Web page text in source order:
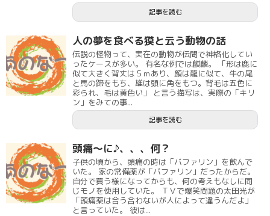
記事を読む
人の夢を食べる獏と云う動物の話
伝説の怪物って、実在の動物が伝聞で神格化してい
ったケースが多い。 有名な例では麒麟。 「形は鹿に
似て大きく背丈は５ｍあり、顔は龍に似て、牛の尾
と馬の蹄をもち、雄は頭に角をもつ。背毛は五色に
彩られ、毛は黄色い」 と言う描写は、実際の「キリ
ン」をみての事...
記事を読む
頭痛～に♪、、、何？
子供の頃から、頭痛の時は「バファリン」を飲んで
いた。 家の常備薬が「バファリン」だったからだ。
自分で買う様になってからも、何の考えもなしに同
じモノを使用していた。 ＴＶで爆笑問題の太田光が
「頭痛薬は合う合わないが人によって違うんだよ」
と言っていた。 彼は...